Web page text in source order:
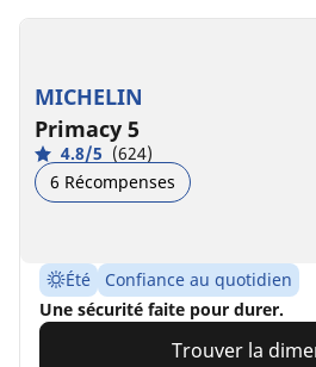
MICHELIN
Primacy 5
4.8/5 (624)
6 Récompenses
Été
Confiance au quotidien
Une sécurité faite pour durer.
Trouver la